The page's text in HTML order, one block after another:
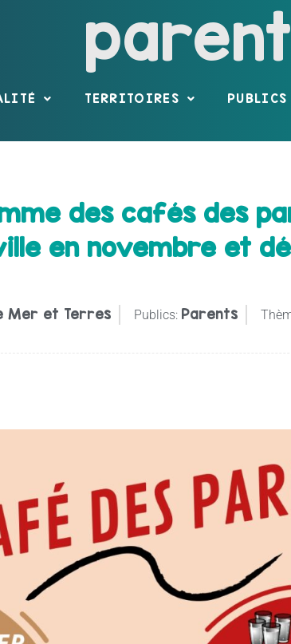
parent
TERRITOIRES PUBLICS
des cafés des
en novembre et
Mer et Terres Publics: Parents